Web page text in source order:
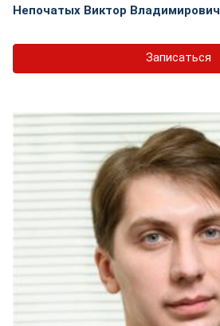
Непочатых Виктор Владимирович
Записаться